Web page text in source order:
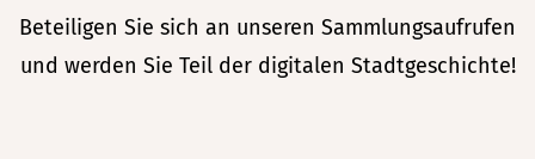
Beteiligen Sie sich an unseren Sammlungsaufrufen
und werden Sie Teil der digitalen Stadtgeschichte!